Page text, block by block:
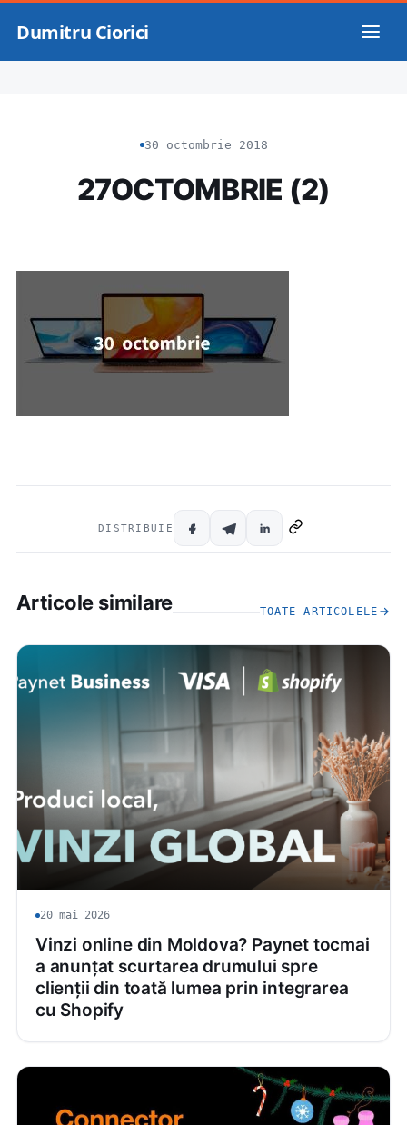
Dumitru Ciorici
30 octombrie 2018
27OCTOMBRIE (2)
DISTRIBUIE
Articole similare TOATE ARTICOLELE
20 mai 2026
Vinzi online din Moldova? Paynet tocmai
a anunțat scurtarea drumului spre
clienții din toată lumea prin integrarea
cu Shopify